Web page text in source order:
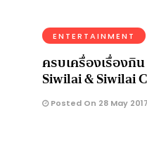
ENTERTAINMENT
ครบเครื่องเรื่องกิ
Siwilai & Siwilai
Posted On 28 May 2017